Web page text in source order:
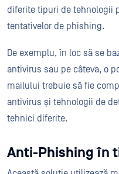
diferite tipuri de tehnologii
tentativelor de phishing.
De exemplu, în loc să se
antivirus sau pe câteva, o
mailului trebuie să fie
antivirus și tehnologii de
tehnici diferite.
Anti-Phishing în